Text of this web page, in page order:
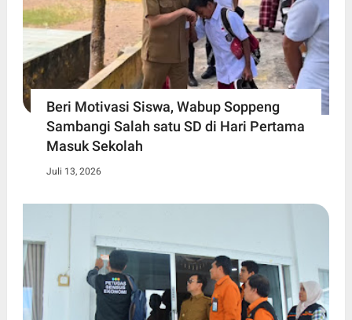
Beri Motivasi Siswa, Wabup Soppeng
Sambangi Salah satu SD di Hari Pertama
Masuk Sekolah
Juli 13, 2026